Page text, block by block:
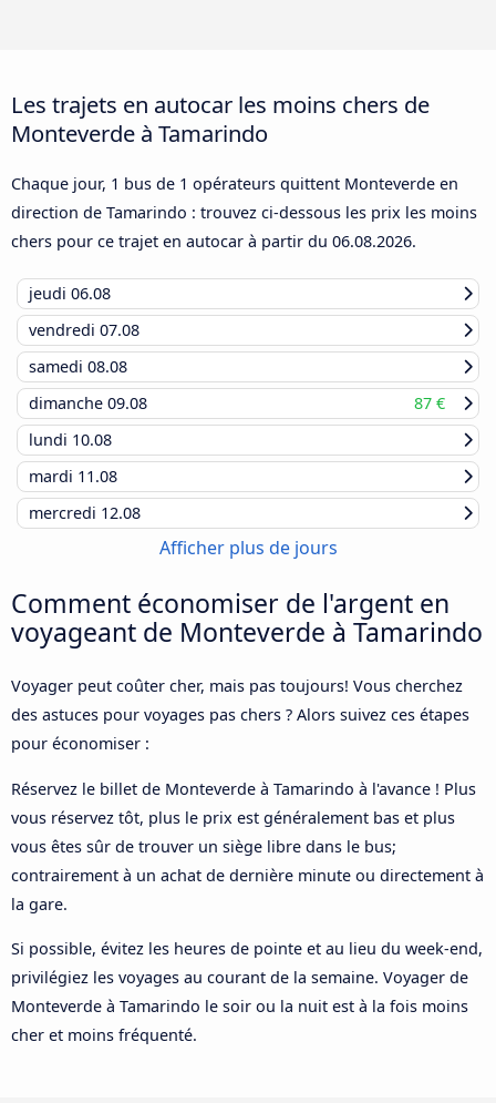
Les trajets en autocar les moins chers de
Monteverde à Tamarindo
Chaque jour, 1 bus de 1 opérateurs quittent Monteverde en
direction de Tamarindo : trouvez ci-dessous les prix les moins
chers pour ce trajet en autocar à partir du 06.08.2026.
jeudi 06.08
vendredi 07.08
samedi 08.08
dimanche 09.08
87 €
lundi 10.08
mardi 11.08
mercredi 12.08
Afficher plus de jours
Comment économiser de l'argent en
voyageant de Monteverde à Tamarindo
Voyager peut coûter cher, mais pas toujours! Vous cherchez
des astuces pour voyages pas chers ? Alors suivez ces étapes
pour économiser :
Réservez le billet de Monteverde à Tamarindo à l'avance ! Plus
vous réservez tôt, plus le prix est généralement bas et plus
vous êtes sûr de trouver un siège libre dans le bus;
contrairement à un achat de dernière minute ou directement à
la gare.
Si possible, évitez les heures de pointe et au lieu du week-end,
privilégiez les voyages au courant de la semaine. Voyager de
Monteverde à Tamarindo le soir ou la nuit est à la fois moins
cher et moins fréquenté.